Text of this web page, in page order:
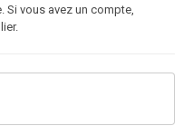
Si vous avez un compte,